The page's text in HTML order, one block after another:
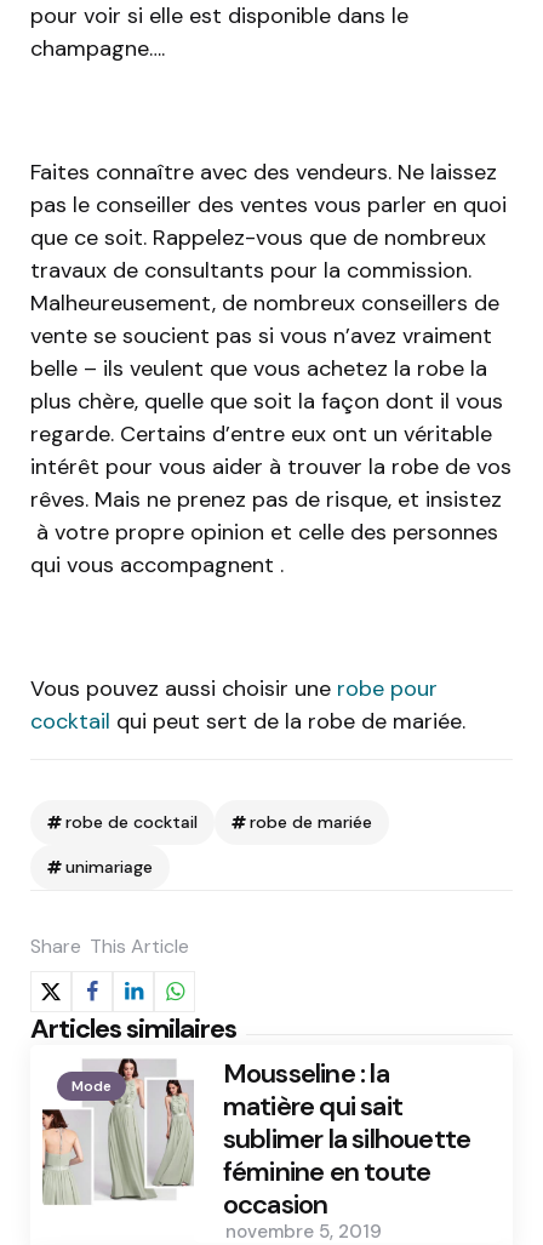
pour voir si elle est disponible dans le
champagne….
Faites connaître avec des vendeurs. Ne laissez
pas le conseiller des ventes vous parler en quoi
que ce soit. Rappelez-vous que de nombreux
travaux de consultants pour la commission.
Malheureusement, de nombreux conseillers de
vente se soucient pas si vous n’avez vraiment
belle – ils veulent que vous achetez la robe la
plus chère, quelle que soit la façon dont il vous
regarde. Certains d’entre eux ont un véritable
intérêt pour vous aider à trouver la robe de vos
rêves. Mais ne prenez pas de risque, et insistez
à votre propre opinion et celle des personnes
qui vous accompagnent .
Vous pouvez aussi choisir une robe pour
cocktail qui peut sert de la robe de mariée.
robe de cocktail robe de mariée
unimariage
Share This Article
Articles similaires
Mode
Mousseline : la
matière qui sait
sublimer la silhouette
féminine en toute
occasion
novembre 5, 2019